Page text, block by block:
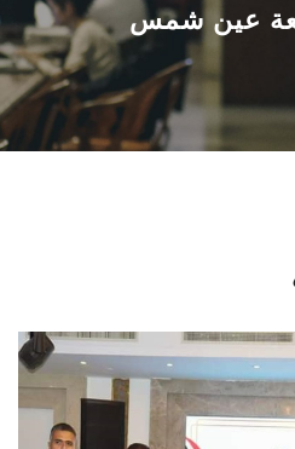
القطاعـات
الشئون الأكاديمية
البحث العلمي
الأنظمة الذكية
الإعلام
عين شمس